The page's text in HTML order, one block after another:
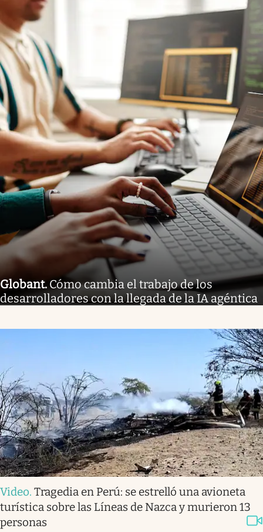
Globant. Cómo cambia el trabajo de los
desarrolladores con la llegada de la IA agéntica
Video. Tragedia en Perú: se estrelló una avioneta
turística sobre las Líneas de Nazca y murieron 13
personas